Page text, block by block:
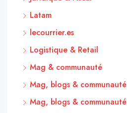
Latam
lecourrier.es
Logistique & Retail
Mag & communauté
Mag, blogs & communauté
Mag, blogs & communauté